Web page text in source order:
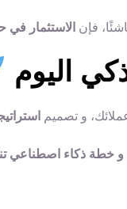
فإن الاستثمار في
اليوم
و تصميم
و خطة ذكاء اصطناعي